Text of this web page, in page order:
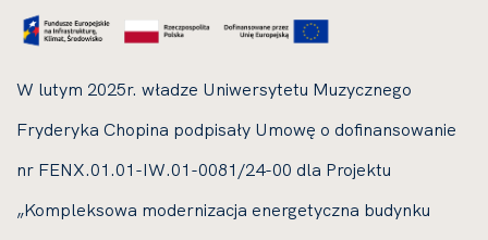
W lutym 2025r. władze Uniwersytetu Muzycznego
Fryderyka Chopina podpisały Umowę o dofinansowanie
nr FENX.01.01-IW.01-0081/24-00 dla Projektu
„Kompleksowa modernizacja energetyczna budynku